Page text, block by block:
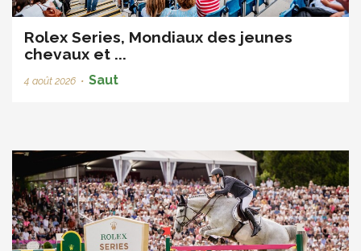
Rolex Series, Mondiaux des jeunes
chevaux et ...
4 août 2026 • Saut